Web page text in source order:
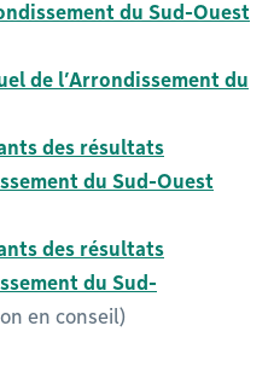
du Sud-Ouest
de l’Arrondissement du
des résultats
du Sud-Ouest
des résultats
du Sud-
en conseil)